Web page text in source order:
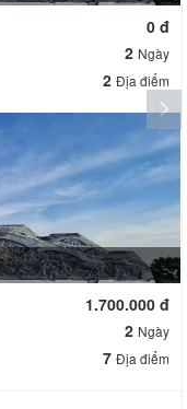
0 đ
2 Ngày
2 Địa điểm
1.700.000 đ
2 Ngày
7 Địa điểm